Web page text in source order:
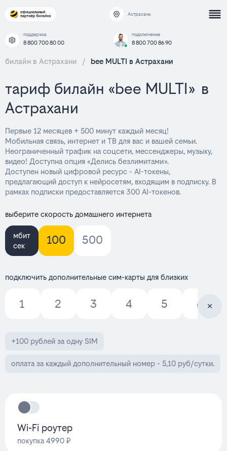
Астрахань
поддержка
8 800 700 80 00
подключение
8 800 700 86 90
билайн в Астрахани / bee MULTI в Астрахани
тариф билайн «bee MULTI» в
Астрахани
Первые 12 месяцев + 500 минут каждый месяц!
Мобильная связь, интернет и ТВ для вас и вашей семьи.
Неограниченный трафик на соцсети, мессенджеры, музыку,
видео! Доступна опция «Делись безлимитами».
Доступен новый цифровой ресурс - AI-токены,
предлагающий доступ к нейросетям, входящим в подписку. В
рамках подписки предоставляется 300 AI-токенов.
выберите скорость домашнего интернета
мбит
сек
100 500
подключить дополнительные сим-карты для близких
1 2 3 4 5 6
+100 рублей за одну SIM
оплата за каждый дополнительный номер - 5,10 руб/сутки.
Wi-Fi роутер
покупка 4990 ₽